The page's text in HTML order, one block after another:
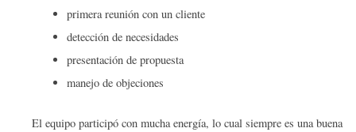
primera reunión con un cliente
detección de necesidades
presentación de propuesta
manejo de objeciones
El equipo participó con mucha energía, lo cual siempre es una buena